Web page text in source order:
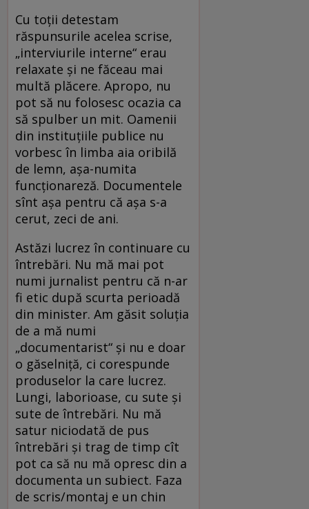
Cu toții detestam
răspunsurile acelea scrise,
„interviurile interne“ erau
relaxate și ne făceau mai
multă plăcere. Apropo, nu
pot să nu folosesc ocazia ca
să spulber un mit. Oamenii
din instituțiile publice nu
vorbesc în limba aia oribilă
de lemn, așa-numita
funcționareză. Documentele
sînt așa pentru că așa s-a
cerut, zeci de ani.
Astăzi lucrez în continuare cu
întrebări. Nu mă mai pot
numi jurnalist pentru că n-ar
fi etic după scurta perioadă
din minister. Am găsit soluția
de a mă numi
„documentarist“ și nu e doar
o găselniță, ci corespunde
produselor la care lucrez.
Lungi, laborioase, cu sute și
sute de întrebări. Nu mă
satur niciodată de pus
întrebări și trag de timp cît
pot ca să nu mă opresc din a
documenta un subiect. Faza
de scris/montaj e un chin